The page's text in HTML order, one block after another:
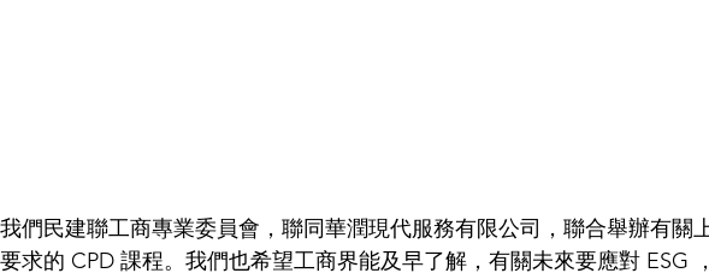
們民建聯工商專業委員會，聯同華潤現代服務有限公司，聯合舉辦有關
求的 CPD 課程。我們也希望工商界能及早了解，有關未來要應對 ESG